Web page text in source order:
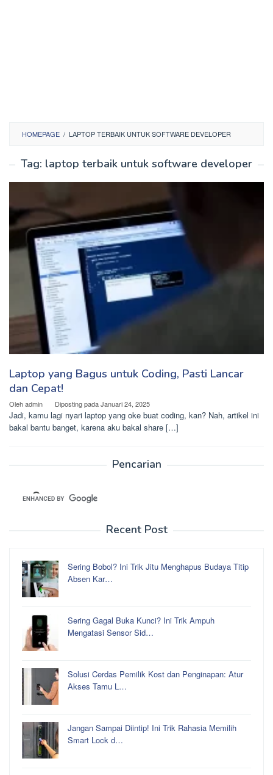
HOMEPAGE / LAPTOP TERBAIK UNTUK SOFTWARE DEVELOPER
Tag: laptop terbaik untuk software developer
Laptop yang Bagus untuk Coding, Pasti Lancar
dan Cepat!
Olehadmin Diposting padaJanuari 24, 2025
Jadi, kamu lagi nyari laptop yang oke buat coding, kan? Nah, artikel ini
bakal bantu banget, karena aku bakal share […]
Pencarian
Recent Post
Sering Bobol? Ini Trik Jitu Menghapus Budaya Titip
Absen Kar…
Sering Gagal Buka Kunci? Ini Trik Ampuh
Mengatasi Sensor Sid…
Solusi Cerdas Pemilik Kost dan Penginapan: Atur
Akses Tamu L…
Jangan Sampai Diintip! Ini Trik Rahasia Memilih
Smart Lock d…